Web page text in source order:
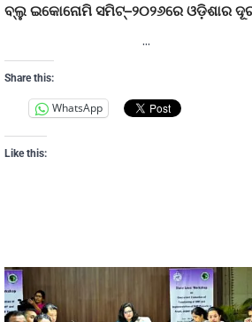
ବ୍ଲୁ ଇକୋନୋମି ସମିଟ୍–୨୦୨୬ରେ ଓଡ଼ିଶାର
…
Share this:
WhatsApp
Like this: